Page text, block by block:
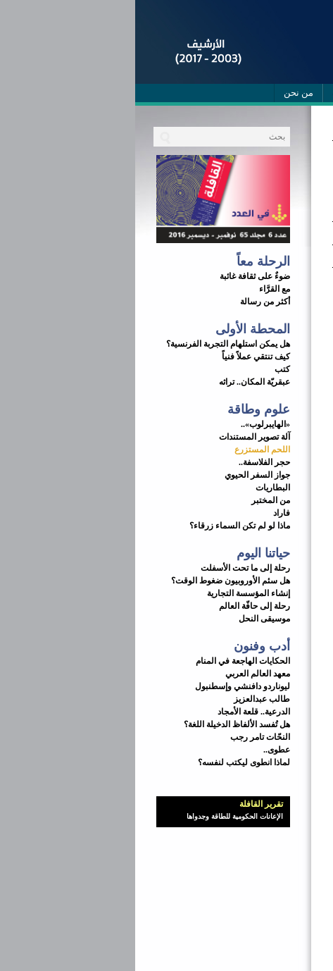
من نحن
الرحلة معاً
ضوءٌ على ثقافة غائبة
مع القرَّاء
أكثر من رسالة
المحطة الأولى
هل يمكن استلهام التجربة الفرنسية؟
كيف تنتقي عملاً فنياً
كتب
عبقريّة المكان.. تراثه
علوم وطاقة
«الهايبرلوب»..
آلة تصوير المستندات
اللحم المستزرع
حجر الفلاسفة..
جواز السفر الحيوي
البطاريات
من المختبر
فاراد
ماذا لو لم تكن السماء زرقاء؟
حياتنا اليوم
رحلة إلى ما تحت الأسفلت
هل سئم الأوروبيون ضغوط الوقت؟
إنشاء المؤسسة التجارية
رحلة إلى حافّة العالم
موسيقى النحل
أدب وفنون
الحكايات الهاجعة في المنام
معهد العالم العربي
ليوناردو دافنشي وإسطنبول
طالب عبدالعزيز
الدرعية.. قلعة الأمجاد
هل تُفسد الألفاظ الدخيلة اللغة؟
النحّات تامر رجب
عطوى..
لماذا انطوى ليكتب لنفسه؟
تقرير القافلة
الإعانات الحكومية للطاقة وجدواها